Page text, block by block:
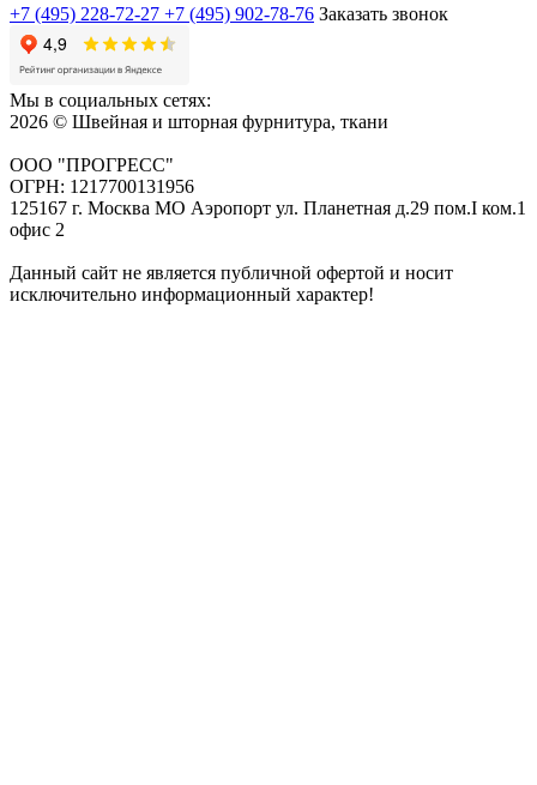
+7 (495) 228-72-27 +7 (495) 902-78-76 Заказать звонок
Мы в социальных сетях:
2026 © Швейная и шторная фурнитура, ткани
ООО "ПРОГРЕСС"
ОГРН: 1217700131956
125167 г. Москва МО Аэропорт ул. Планетная д.29 пом.I ком.1
офис 2
Данный сайт не является публичной офертой и носит
исключительно информационный характер!